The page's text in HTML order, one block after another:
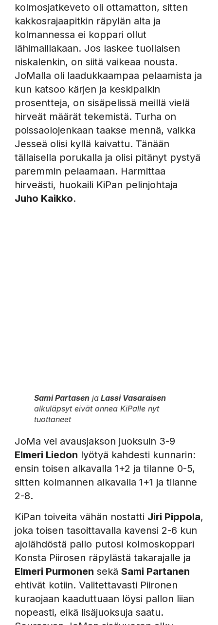
kolmosjatkeveto oli ottamatton, sitten
kakkosrajaapitkin räpylän alta ja
kolmannessa ei koppari ollut
lähimaillakaan. Jos laskee tuollaisen
niskalenkin, on siitä vaikeaa nousta.
JoMalla oli laadukkaampaa pelaamista ja
kun katsoo kärjen ja keskipalkin
prosentteja, on sisäpelissä meillä vielä
hirveät määrät tekemistä. Turha on
poissaolojenkaan taakse mennä, vaikka
Jesseä olisi kyllä kaivattu. Tänään
tällaisella porukalla ja olisi pitänyt pystyä
paremmin pelaamaan. Harmittaa
hirveästi, huokaili KiPan pelinjohtaja
Juho Kaikko.
Sami Partasen ja Lassi Vasaraisen
alkuläpsyt eivät onnea KiPalle nyt
tuottaneet
JoMa vei avausjakson juoksuin 3-9
Elmeri Liedon lyötyä kahdesti kunnarin:
ensin toisen alkavalla 1+2 ja tilanne 0-5,
sitten kolmannen alkavalla 1+1 ja tilanne
2-8.
KiPan toiveita vähän nostatti Jiri Pippola,
joka toisen tasoittavalla kavensi 2-6 kun
ajolähdöstä pallo putosi kolmoskoppari
Konsta Piirosen räpylästä takarajalle ja
Elmeri Purmonen sekä Sami Partanen
ehtivät kotiin. Valitettavasti Piironen
kuraojaan kaaduttuaan löysi pallon liian
nopeasti, eikä lisäjuoksuja saatu.